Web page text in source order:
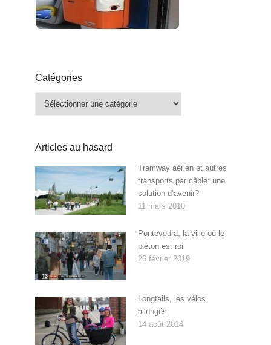
Catégories
Articles au hasard
Tramway aérien et autres
transports par câble: une
solution d’avenir?
11 mars 2010
Pontevedra, la ville où le
piéton est roi
26 février 2019
Longtails, les vélos
allongés
14 août 2014